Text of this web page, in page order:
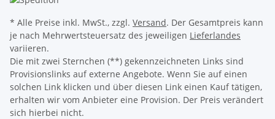
* Alle Preise inkl. MwSt., zzgl. Versand. Der Gesamtpreis kann
je nach Mehrwertsteuersatz des jeweiligen Lieferlandes
variieren.
Die mit zwei Sternchen (**) gekennzeichneten Links sind
Provisionslinks auf externe Angebote. Wenn Sie auf einen
solchen Link klicken und über diesen Link einen Kauf tätigen,
erhalten wir vom Anbieter eine Provision. Der Preis verändert
sich hierbei nicht.